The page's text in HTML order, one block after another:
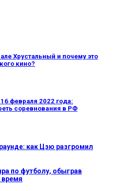
Хрустальный и почему это
кино?
февраля 2022 года:
соревнования в РФ
как Цзю разгромил
по футболу, обыграв
время